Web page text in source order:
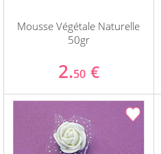
Mousse Végétale Naturelle
50gr
2.50 €